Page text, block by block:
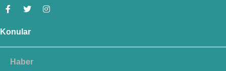
Konular
Haber